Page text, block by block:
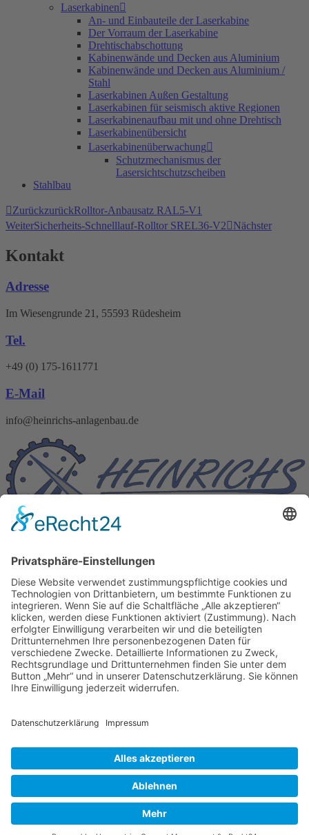
Laserkabinen
An- und Einbauteile der Laserkabine
Der Vorraum der Laserkabine
Drehtischabschottung
Kabinenwände und Decken aus Aluminium
Kabinenwände und Decken aus Aluminium /
Stahl
Laserkabinen Außen Gestaltung
Laserkabinen für seismisch aktive Regionen
Laserkabinenaufbau mit und ohne Drehtisch
Laserkabinenübersicht
Laserkabinenüberwachung
Schutzmechanismus der
Lasersichtschutzscheiben
Stahlbau
ZurückzurückRolltor-Anbausatz RAL5-V1
WeiterSicherheits-Schnelllauf-Rolltor SREL36-V2 Nächster
Kontakt
Adresse
Im Wiesengrunde 21, 55593 Rüdesheim
Tel.
+49 (0) 175-1611771
E-Mail
info@heinrichs-anlagenbau.de
Wir benötigen Ihre
Zustimmung, um den
Google Maps-Service zu
laden!
Wir verwenden einen Service eines
Drittanbieters, um Karteninhalte
einzubetten. Dieser Service kann
Daten zu Ihren Aktivitäten
sammeln. Bitte lesen Sie die Details
Nutzung des Service zu, um diese
Mehr Informationen
Datenschutz
© 2024 Heinrichs – Ersatzteile UG | Alle Rechte
vorbehalten